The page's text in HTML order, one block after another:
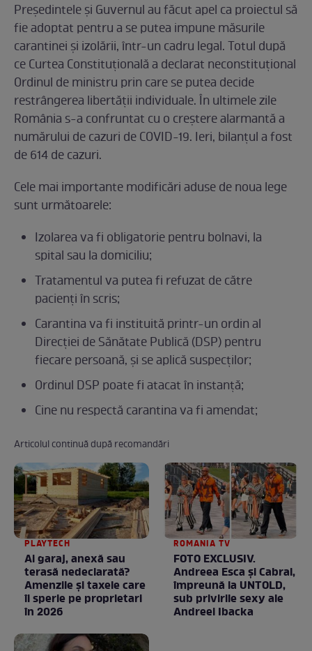
Preşedintele şi Guvernul au făcut apel ca proiectul să
fie adoptat pentru a se putea impune măsurile
carantinei și izolării, într-un cadru legal. Totul după
ce Curtea Constituţională a declarat neconstituţional
Ordinul de ministru prin care se putea decide
restrângerea libertăţii individuale. În ultimele zile
România s-a confruntat cu o creștere alarmantă a
numărului de cazuri de COVID-19. Ieri, bilanțul a fost
de 614 de cazuri.
Cele mai importante modificări aduse de noua lege
sunt următoarele:
Izolarea va fi obligatorie pentru bolnavi, la
spital sau la domiciliu;
Tratamentul va putea fi refuzat de către
pacienţi în scris;
Carantina va fi instituită printr-un ordin al
Direcţiei de Sănătate Publică (DSP) pentru
fiecare persoană, şi se aplică suspecţilor;
Ordinul DSP poate fi atacat în instanţă;
Cine nu respectă carantina va fi amendat;
Articolul continuă după recomandări
PLAYTECH
Ai garaj, anexă sau
terasă nedeclarată?
Amenzile și taxele care
îi sperie pe proprietari
în 2026
ROMANIA TV
FOTO EXCLUSIV.
Andreea Esca şi Cabral,
împreună la UNTOLD,
sub privirile sexy ale
Andreei Ibacka